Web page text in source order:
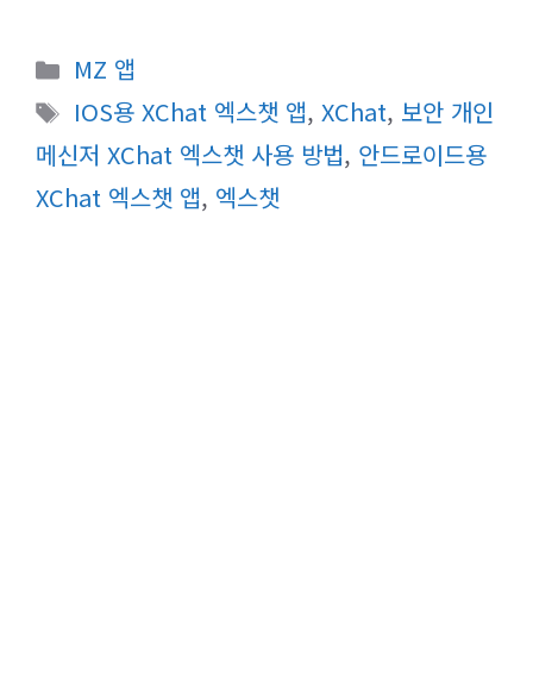
카
테
고
리
MZ 앱
태
그
IOS용 XChat 엑스챗 앱, XChat, 보안 개인
메신저 XChat 엑스챗 사용 방법, 안드로이드용
XChat 엑스챗 앱, 엑스챗